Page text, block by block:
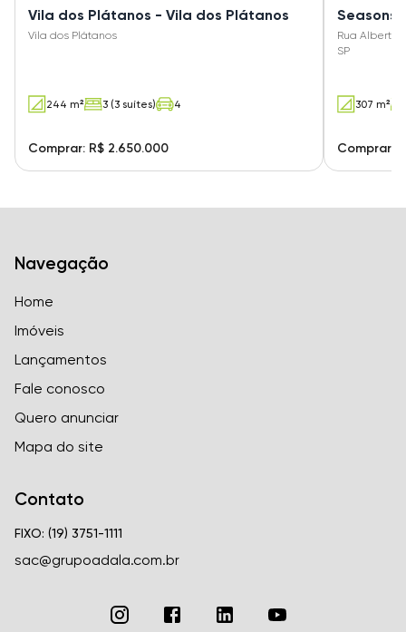
Vila dos Plátanos - Vila dos Plátanos
Vila dos Plátanos
244 m² 3 (3 suítes) 4
Comprar: R$ 2.650.000
Seasons
Rua Alberto
SP
307 m²
Comprar:
Navegação
Home
Imóveis
Lançamentos
Fale conosco
Quero anunciar
Mapa do site
Contato
FIXO: (19) 3751-1111
sac@grupoadala.com.br